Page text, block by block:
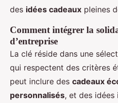
des idées cadeaux pleines
Comment intégrer la
d’entreprise
La clé réside dans une
qui respectent des critères
peut inclure des cadeaux
personnalisés, et des idées